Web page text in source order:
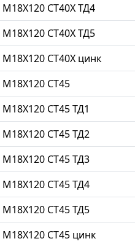
СТ40Х ТД4
СТ40Х ТД5
СТ40Х цинк
СТ45
СТ45 ТД1
СТ45 ТД2
СТ45 ТД3
СТ45 ТД4
СТ45 ТД5
СТ45 цинк